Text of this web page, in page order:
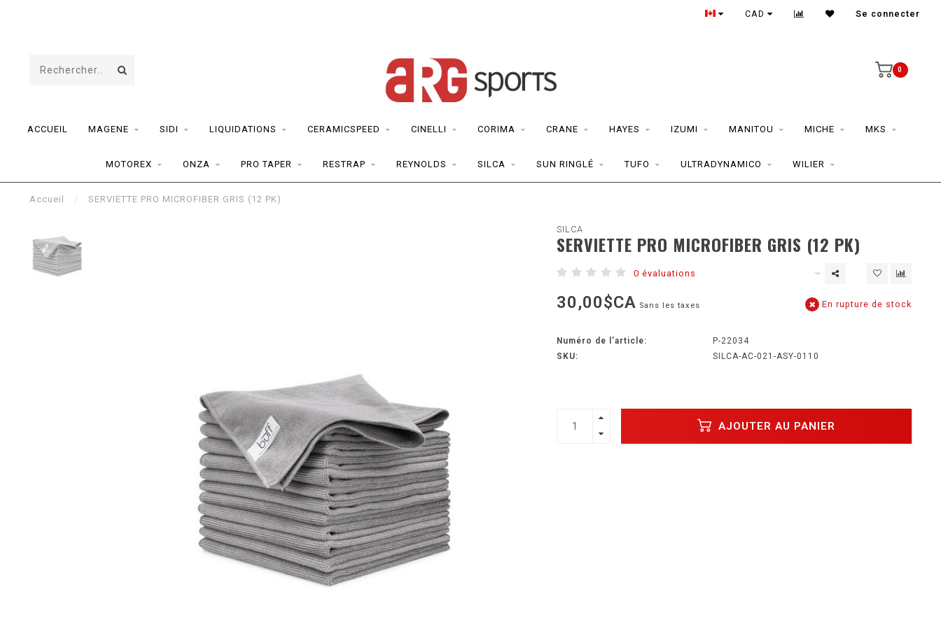
CAD Se connecter
0
ACCUEIL MAGENE SIDI LIQUIDATIONS CERAMICSPEED CINELLI CORIMA CRANE HAYES IZUMI MANITOU MICHE MKS
MOTOREX ONZA PRO TAPER RESTRAP REYNOLDS SILCA SUN RINGLÉ TUFO ULTRADYNAMICO WILIER
Accueil / SERVIETTE PRO MICROFIBER GRIS (12 PK)
SILCA
SERVIETTE PRO MICROFIBER GRIS (12 PK)
0 évaluations
30,00$CA Sans les taxes En rupture de stock
Numéro de l'article:
P-22034
SKU:
SILCA-AC-021-ASY-0110
AJOUTER AU PANIER